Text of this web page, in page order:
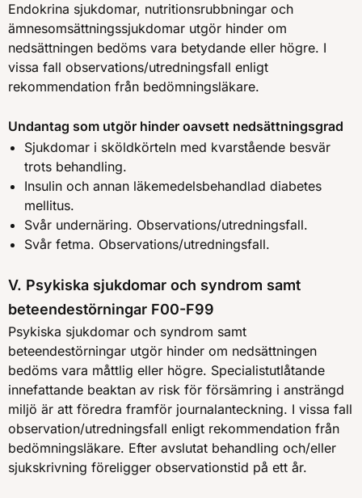
Endokrina sjukdomar, nutritionsrubbningar och
ämnesomsättningssjukdomar utgör hinder om
nedsättningen bedöms vara betydande eller högre. I
vissa fall observations/utredningsfall enligt
rekommendation från bedömningsläkare.
Undantag som utgör hinder oavsett nedsättningsgrad
Sjukdomar i sköldkörteln med kvarstående besvär
trots behandling.
Insulin och annan läkemedelsbehandlad diabetes
mellitus.
Svår undernäring. Observations/utredningsfall.
Svår fetma. Observations/utredningsfall.
V. Psykiska sjukdomar och syndrom samt
beteendestörningar F00-F99
Psykiska sjukdomar och syndrom samt
beteendestörningar utgör hinder om nedsättningen
bedöms vara måttlig eller högre. Specialistutlåtande
innefattande beaktan av risk för försämring i ansträngd
miljö är att föredra framför journalanteckning. I vissa fall
observation/utredningsfall enligt rekommendation från
bedömningsläkare. Efter avslutat behandling och/eller
sjukskrivning föreligger observationstid på ett år.